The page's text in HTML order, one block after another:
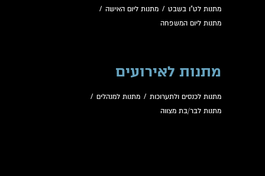
מתנות לט"ו בשבט / מתנות ליום האישה /
מתנות ליום המשפחה
מתנות לאירועים
מתנות לכנסים ולתערוכות / מתנות למנהלים /
מתנות לבר/בת מצווה